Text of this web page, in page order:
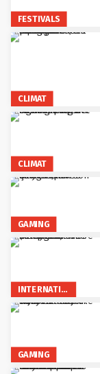
FESTIVALS
CLIMAT
CLIMAT
GAMING
INTERNATIONAL
GAMING